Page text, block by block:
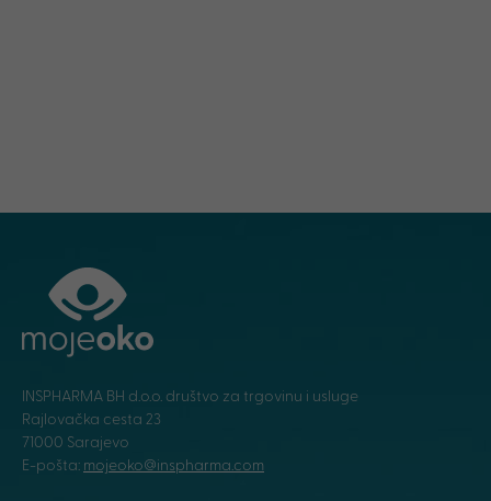
INSPHARMA BH d.o.o. društvo za trgovinu i usluge
Rajlovačka cesta 23
71000 Sarajevo
E-pošta: mojeoko@inspharma.com